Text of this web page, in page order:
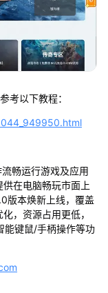
考以下教程：
畅运行游戏及应用
在电脑畅玩市面上
版本焕新上线，覆盖
，资源占用更低，
能键鼠/手柄操作等功